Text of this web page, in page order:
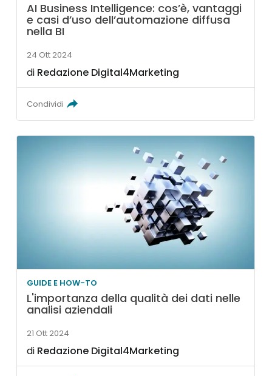
AI Business Intelligence: cos’è, vantaggi
e casi d’uso dell’automazione diffusa
nella BI
24 Ott 2024
di Redazione Digital4Marketing
Condividi
GUIDE E HOW-TO
L'importanza della qualità dei dati nelle
analisi aziendali
21 Ott 2024
di Redazione Digital4Marketing